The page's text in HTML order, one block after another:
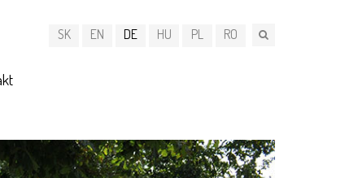
SK EN DE HU PL RO